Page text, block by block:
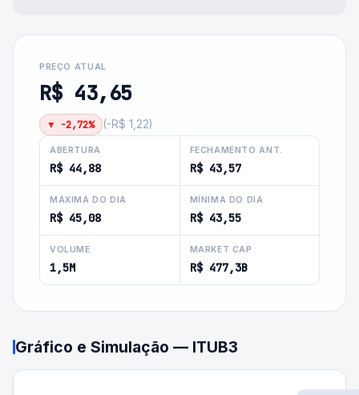
PREÇO ATUAL
R$ 43,65
▼ -2,72% (-R$ 1,22)
ABERTURA
R$ 44,88
FECHAMENTO ANT.
R$ 43,57
MÁXIMA DO DIA
R$ 45,08
MÍNIMA DO DIA
R$ 43,55
VOLUME
1,5M
MARKET CAP
R$ 477,3B
Gráfico e Simulação — ITUB3